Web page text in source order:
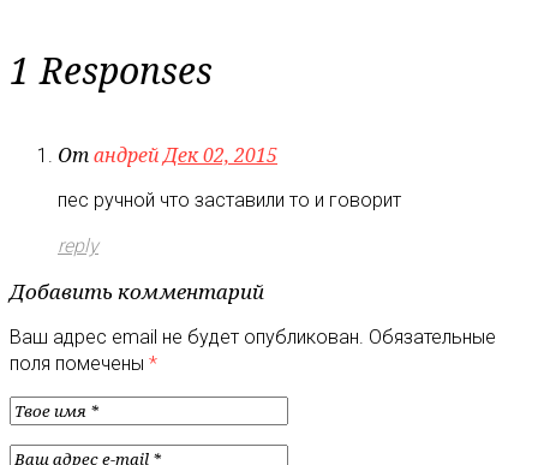
1 Responses
ОтандрейДек 02, 2015
пес ручной что заставили то и говорит
reply
Добавить комментарий
Ваш адрес email не будет опубликован. Обязательные
поля помечены *